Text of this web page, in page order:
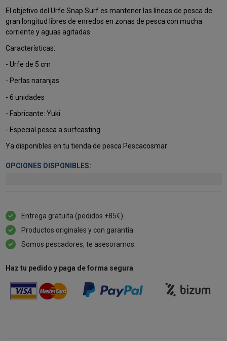
El objetivo del Urfe Snap Surf es mantener las líneas de pesca de
gran longitud libres de enredos en zonas de pesca con mucha
corriente y aguas agitadas.
Características:
- Urfe de 5 cm
- Perlas naranjas
- 6 unidades
- Fabricante: Yuki
- Especial pesca a surfcasting
Ya disponibles en tu tienda de pesca Pescacosmar
OPCIONES DISPONIBLES:
Entrega gratuita (pedidos +85€).
Productos originales y con garantía.
Somos pescadores, te asesoramos.
Haz tu pedido y paga de forma segura